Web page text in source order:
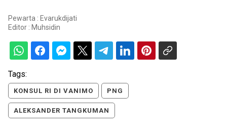
Pewarta : Evarukdijati
Editor : Muhsidin
Tags:
KONSUL RI DI VANIMO PNG
ALEKSANDER TANGKUMAN